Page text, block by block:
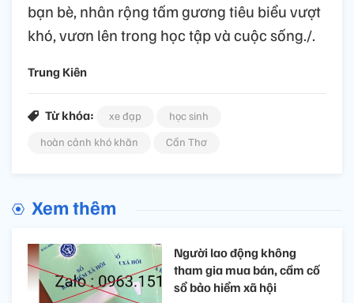
bạn bè, nhân rộng tấm gương tiêu biểu vượt
khó, vươn lên trong học tập và cuộc sống./.
Trung Kiên
Từ khóa: xe đạp
học sinh
hoàn cảnh khó khăn
Cần Thơ
Xem thêm
Người lao động không
tham gia mua bán, cầm cố
sổ bảo hiểm xã hội